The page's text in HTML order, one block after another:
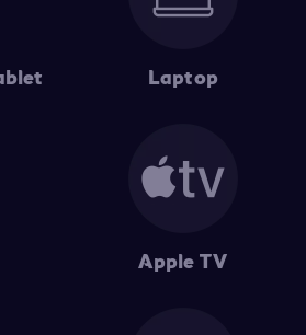
Laptop
Apple TV